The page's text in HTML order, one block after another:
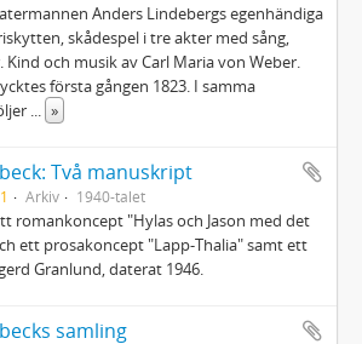
Anders Lindebergs egenhändiga
skådespel i tre akter med sång,
och musik av Carl Maria von Weber.
första gången 1823. I samma
»
Två manuskript
Arkiv 1940-talet
romankoncept "Hylas och Jason med det
ett prosakoncept "Lapp-Thalia" samt ett
Granlund, daterat 1946.
samling